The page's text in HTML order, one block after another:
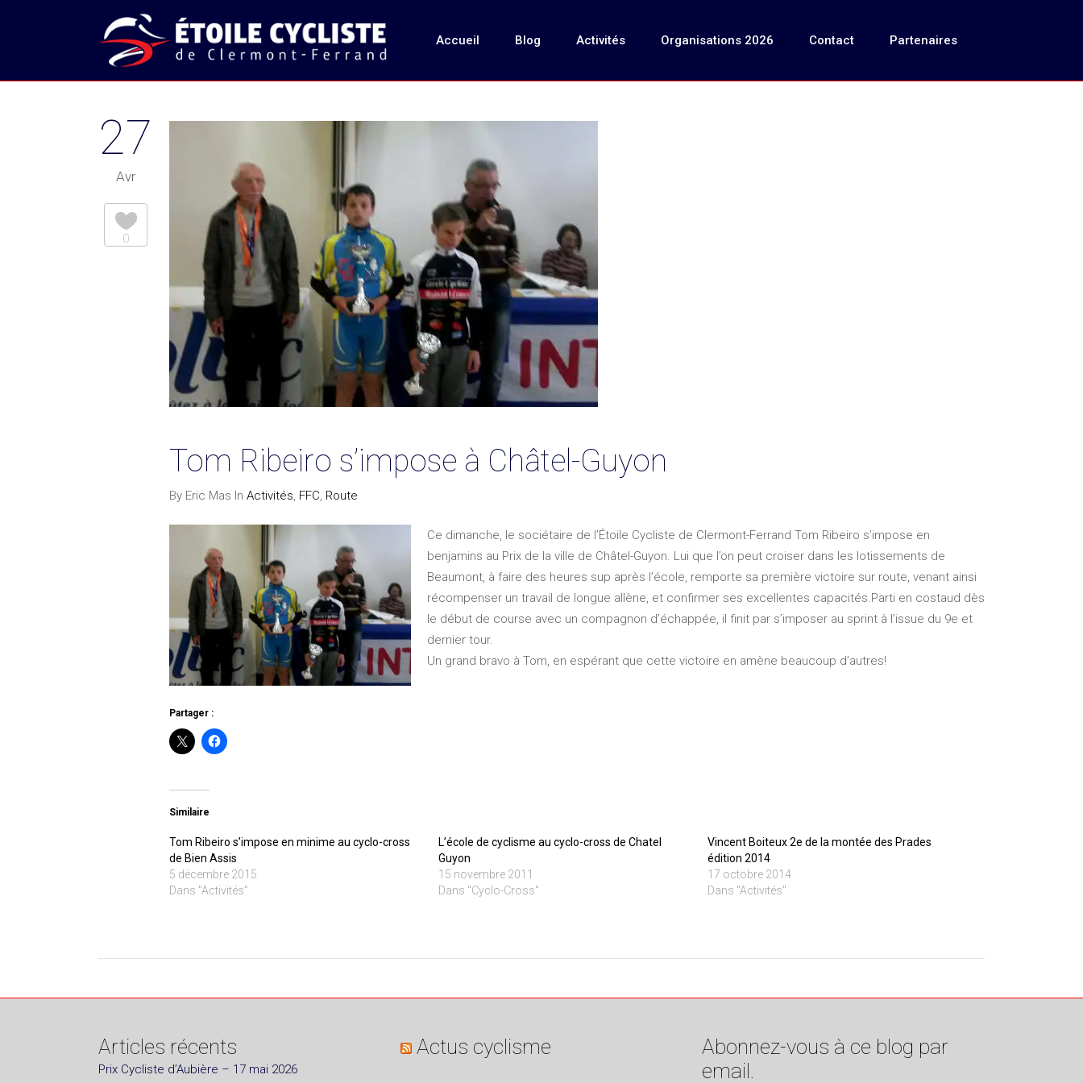
Accueil Blog Activités Organisations 2026 Contact Partenaires
27
Avr
0
Tom Ribeiro s’impose à Châtel-Guyon
By Eric Mas In Activités, FFC, Route
Ce dimanche, le sociétaire de l’Étoile Cycliste de Clermont-Ferrand Tom Ribeiro s’impose en
benjamins au Prix de la ville de Châtel-Guyon. Lui que l’on peut croiser dans les lotissements de
Beaumont, à faire des heures sup après l’école, remporte sa première victoire sur route, venant ainsi
récompenser un travail de longue allène, et confirmer ses excellentes capacités.Parti en costaud dès
le début de course avec un compagnon d’échappée, il finit par s’imposer au sprint à l’issue du 9e et
dernier tour.
Un grand bravo à Tom, en espérant que cette victoire en amène beaucoup d’autres!
Partager :
Similaire
Tom Ribeiro s’impose en minime au cyclo-cross
de Bien Assis
5 décembre 2015
Dans "Activités"
L’école de cyclisme au cyclo-cross de Chatel
Guyon
15 novembre 2011
Dans "Cyclo-Cross"
Vincent Boiteux 2e de la montée des Prades
édition 2014
17 octobre 2014
Dans "Activités"
Articles récents
Prix Cycliste d’Aubière – 17 mai 2026
Actus cyclisme
Abonnez-vous à ce blog par
email.